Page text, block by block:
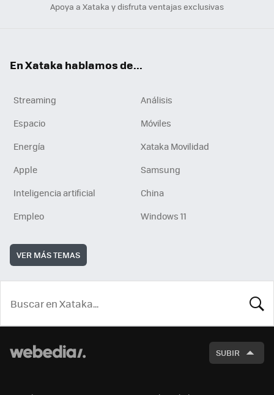
Apoya a Xataka y disfruta ventajas exclusivas
En Xataka hablamos de...
Streaming
Análisis
Espacio
Móviles
Energía
Xataka Movilidad
Apple
Samsung
Inteligencia artificial
China
Empleo
Windows 11
VER MÁS TEMAS
SUBIR